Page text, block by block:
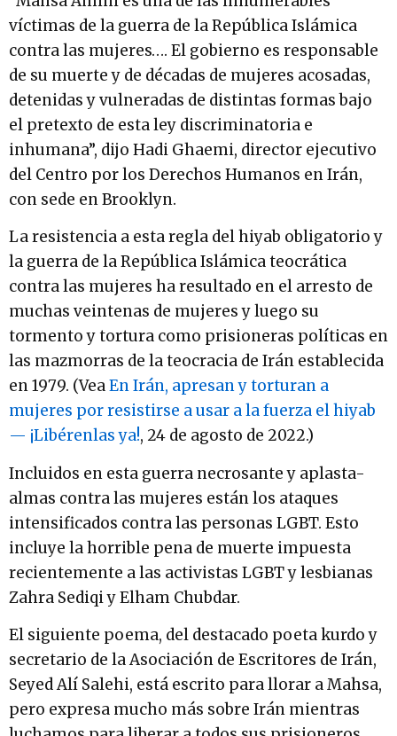
víctimas de la guerra de la República Islámica
contra las mujeres…. El gobierno es responsable
de su muerte y de décadas de mujeres acosadas,
detenidas y vulneradas de distintas formas bajo
el pretexto de esta ley discriminatoria e
inhumana”, dijo Hadi Ghaemi, director ejecutivo
del Centro por los Derechos Humanos en Irán,
con sede en Brooklyn.
La resistencia a esta regla del hiyab obligatorio y
la guerra de la República Islámica teocrática
contra las mujeres ha resultado en el arresto de
muchas veintenas de mujeres y luego su
tormento y tortura como prisioneras políticas en
las mazmorras de la teocracia de Irán establecida
en 1979. (VeaEn Irán, apresan y torturan a
mujeres por resistirse a usar a la fuerza el hiyab
— ¡Libérenlas ya!, 24 de agosto de 2022.)
Incluidos en esta guerra necrosante y aplasta-
almas contra las mujeres están los ataques
intensificados contra las personas LGBT. Esto
incluye la horrible pena de muerte impuesta
recientemente a las activistas LGBT y lesbianas
Zahra Sediqi y Elham Chubdar.
El siguiente poema, del destacado poeta kurdo y
secretario de la Asociación de Escritores de Irán,
Seyed Alí Salehi, está escrito para llorar a Mahsa,
pero expresa mucho más sobre Irán mientras